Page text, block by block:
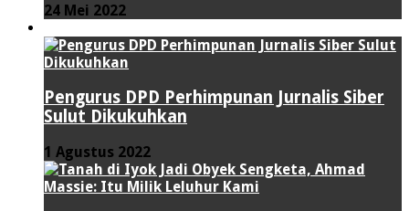
24 Mei 2022
Pengurus DPD Perhimpunan Jurnalis Siber
Sulut Dikukuhkan
1 Agustus 2022